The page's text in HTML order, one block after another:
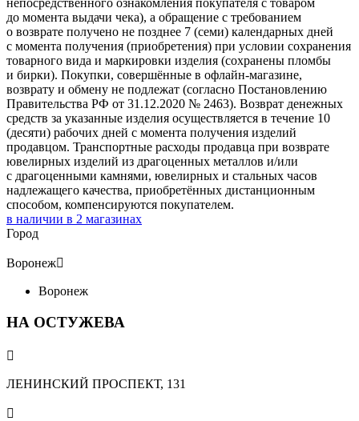
непосредственного ознакомления покупателя с товаром
до момента выдачи чека), а обращение с требованием
о возврате получено не позднее 7 (семи) календарных дней
с момента получения (приобретения) при условии сохранения
товарного вида и маркировки изделия (сохранены пломбы
и бирки). Покупки, совершённые в офлайн-магазине,
возврату и обмену не подлежат (согласно Постановлению
Правительства РФ от 31.12.2020 № 2463). Возврат денежных
средств за указанные изделия осуществляется в течение 10
(десяти) рабочих дней с момента получения изделий
продавцом. Транспортные расходы продавца при возврате
ювелирных изделий из драгоценных металлов и/или
с драгоценными камнями, ювелирных и стальных часов
надлежащего качества, приобретённых дистанционным
способом, компенсируются покупателем.
в наличии в 2 магазинах
Город
Воронеж
Воронеж
НА ОСТУЖЕВА

ЛЕНИНСКИЙ ПРОСПЕКТ, 131
